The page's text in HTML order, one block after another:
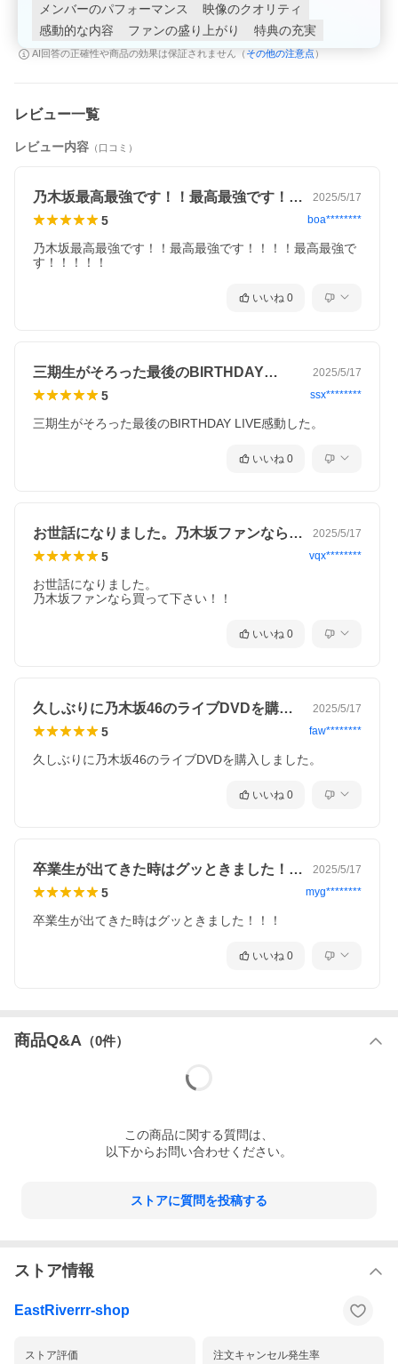
メンバーのパフォーマンス
映像のクオリティ
感動的な内容
ファンの盛り上がり 特典の充実
AI回答の正確性や商品の効果は保証されません（ その他の注意点 ）
レビュー一覧
レビュー内容 （口コミ）
乃木坂最高最強です！！最高最強です！！… 2025/5/17
5 boa********
乃木坂最高最強です！！最高最強です！！！！最高最強で
す！！！！！
いいね 0
三期生がそろった最後のBIRTHDAY… 2025/5/17
5 ssx********
三期生がそろった最後のBIRTHDAY LIVE感動した。
いいね 0
お世話になりました。乃木坂ファンなら買… 2025/5/17
5 vqx********
お世話になりました。
乃木坂ファンなら買って下さい！！
いいね 0
久しぶりに乃木坂46のライブDVDを購… 2025/5/17
5 faw********
久しぶりに乃木坂46のライブDVDを購入しました。
いいね 0
卒業生が出てきた時はグッときました！！… 2025/5/17
5 myg********
卒業生が出てきた時はグッときました！！！
いいね 0
商品Q&A （0件）
この商品に関する質問は、
以下からお問い合わせください。
ストアに質問を投稿する
ストア情報
EastRiverrr-shop
ストア評価 注文キャンセル発生率